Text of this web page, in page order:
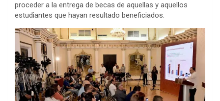
proceder a la entrega de becas de aquellas y aquellos
estudiantes que hayan resultado beneficiados.